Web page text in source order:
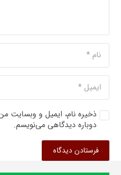
ذخیره نام، ایمیل و وبسایت
دوباره دیدگاهی می‌نویسم.
فرستادن دیدگاه